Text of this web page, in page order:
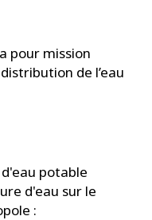
pour mission
de l’eau
potable
d'eau sur le
: